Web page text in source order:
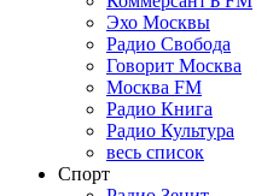
Эхо Москвы
Радио Свобода
Говорит Москва
Москва FM
Радио Книга
Радио Культура
весь список
Спорт